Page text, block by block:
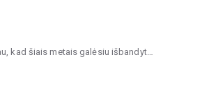
kad šiais metais galėsiu išbandyt…